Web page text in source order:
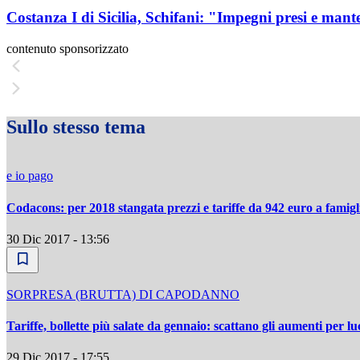
Costanza I di Sicilia, Schifani: "Impegni presi e
contenuto sponsorizzato
Sullo stesso tema
e io pago
Codacons: per 2018 stangata prezzi e tariffe da 942 euro a
30 Dic 2017 - 13:56
SORPRESA (BRUTTA) DI CAPODANNO
Tariffe, bollette più salate da gennaio: scattano gli aumenti per